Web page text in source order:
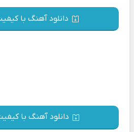
دانلود آهنگ با کیفیت
دانلود آهنگ با کیفیت